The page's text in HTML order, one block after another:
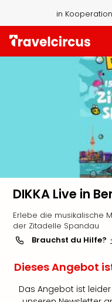
in
DIKKA Live in
Erlebe die musikalische
der Zitadelle Spandau
Brauchst du Hilfe?
Dieses Angebot
Das Angebot ist